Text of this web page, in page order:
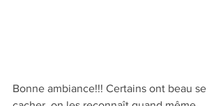
Bonne ambiance!!! Certains ont beau se